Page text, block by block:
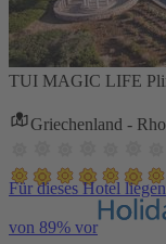
TUI MAGIC LIFE
Griechenland -
Für dieses Hotel
von 89% vor